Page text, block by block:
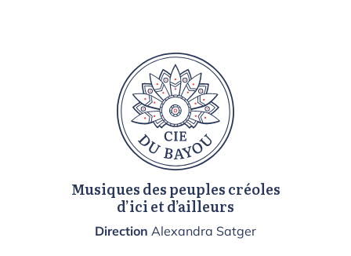
Musiques des peuples créoles
d’ici et d’ailleurs
Direction Alexandra Satger